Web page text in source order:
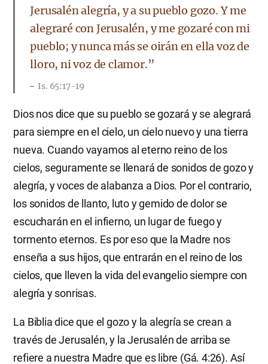
Jerusalén alegría, y a su pueblo gozo. Y me
alegraré con Jerusalén, y me gozaré con mi
pueblo; y nunca más se oirán en ella voz de
lloro, ni voz de clamor.”
Is. 65:17-19
Dios nos dice que su pueblo se gozará y se alegrará
para siempre en el cielo, un cielo nuevo y una tierra
nueva. Cuando vayamos al eterno reino de los
cielos, seguramente se llenará de sonidos de gozo y
alegría, y voces de alabanza a Dios. Por el contrario,
los sonidos de llanto, luto y gemido de dolor se
escucharán en el infierno, un lugar de fuego y
tormento eternos. Es por eso que la Madre nos
enseña a sus hijos, que entrarán en el reino de los
cielos, que lleven la vida del evangelio siempre con
alegría y sonrisas.
La Biblia dice que el gozo y la alegría se crean a
través de Jerusalén, y la Jerusalén de arriba se
refiere a nuestra Madre que es libre (Gá. 4:26). Así